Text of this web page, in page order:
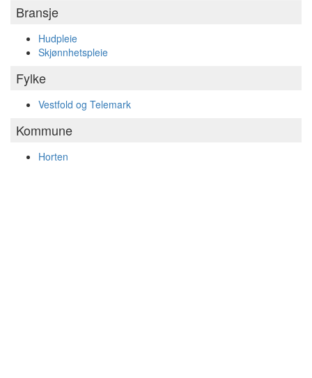
Bransje
Hudpleie
Skjønnhetspleie
Fylke
Vestfold og Telemark
Kommune
Horten